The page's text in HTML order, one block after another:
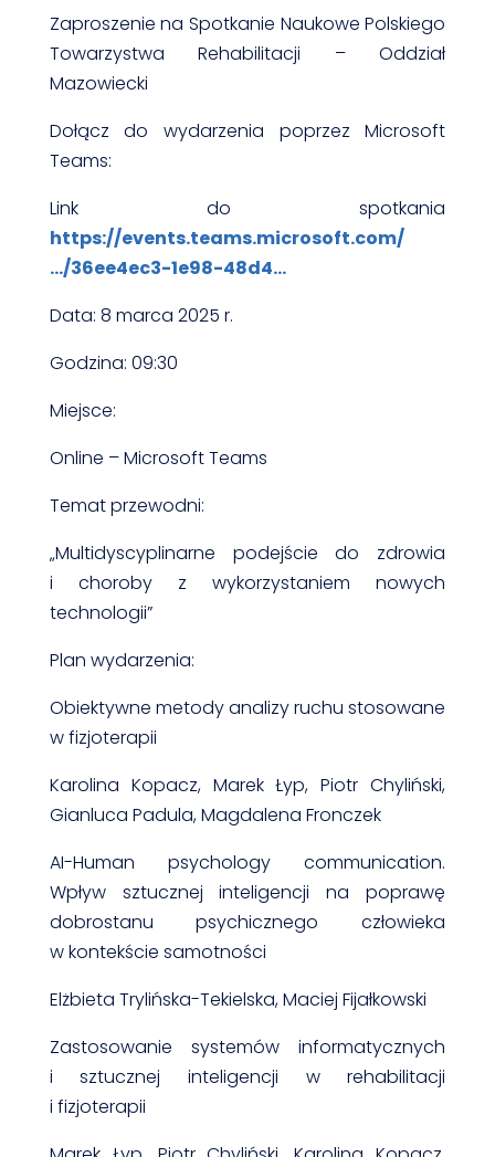
Zaproszenie na Spotkanie Naukowe Polskiego
Towarzystwa Rehabilitacji – Oddział
Mazowiecki
Dołącz do wydarzenia poprzez Microsoft
Teams:
Link do spotkania
https://events.teams.microsoft.com/
…/36ee4ec3-1e98-48d4…
Data: 8 marca 2025 r.
Godzina: 09:30
Miejsce:
Online – Microsoft Teams
Temat przewodni:
„Multidyscyplinarne podejście do zdrowia
i choroby z wykorzystaniem nowych
technologii”
Plan wydarzenia:
Obiektywne metody analizy ruchu stosowane
w fizjoterapii
Karolina Kopacz, Marek Łyp, Piotr Chyliński,
Gianluca Padula, Magdalena Fronczek
AI-Human psychology communication.
Wpływ sztucznej inteligencji na poprawę
dobrostanu psychicznego człowieka
w kontekście samotności
Elżbieta Trylińska-Tekielska, Maciej Fijałkowski
Zastosowanie systemów informatycznych
i sztucznej inteligencji w rehabilitacji
i fizjoterapii